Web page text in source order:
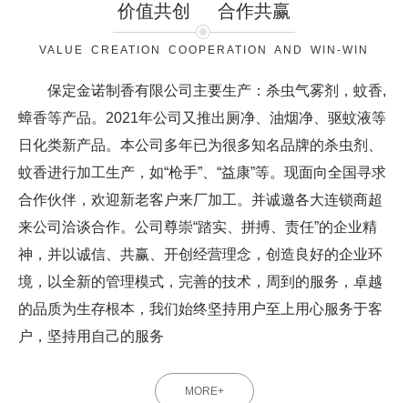
价值共创 合作共赢
VALUE CREATION COOPERATION AND WIN-WIN
保定金诺制香有限公司主要生产：杀虫气雾剂，蚊香,
蟑香等产品。2021年公司又推出厕净、油烟净、驱蚊液等
日化类新产品。本公司多年已为很多知名品牌的杀虫剂、
蚊香进行加工生产，如“枪手”、“益康”等。现面向全国寻求
合作伙伴，欢迎新老客户来厂加工。并诚邀各大连锁商超
来公司洽谈合作。公司尊崇“踏实、拼搏、责任”的企业精
神，并以诚信、共赢、开创经营理念，创造良好的企业环
境，以全新的管理模式，完善的技术，周到的服务，卓越
的品质为生存根本，我们始终坚持用户至上用心服务于客
户，坚持用自己的服务
MORE+